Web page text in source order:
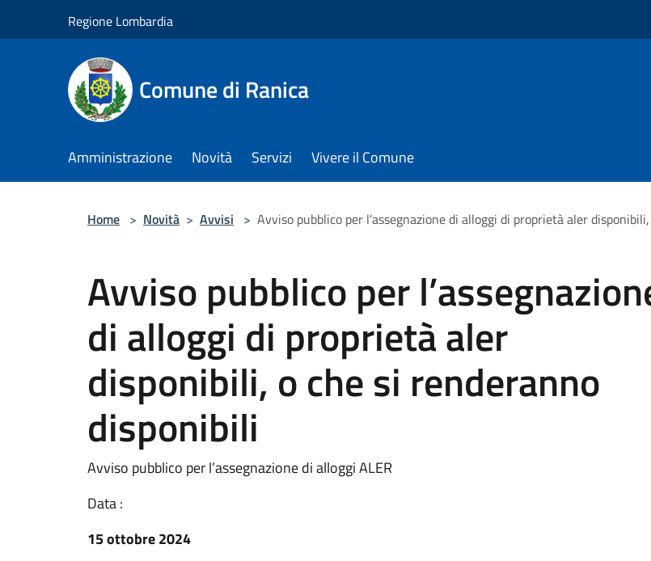
Regione Lombardia
Comune di Ranica
Amministrazione Novità Servizi Vivere il Comune
Home > Novità > Avvisi > Avviso pubblico per l’assegnazione di alloggi di proprietà aler
Avviso pubblico per
di alloggi di proprietà aler
disponibili, o che si renderanno
disponibili
Avviso pubblico per l’assegnazione di alloggi ALER
Data :
15 ottobre 2024